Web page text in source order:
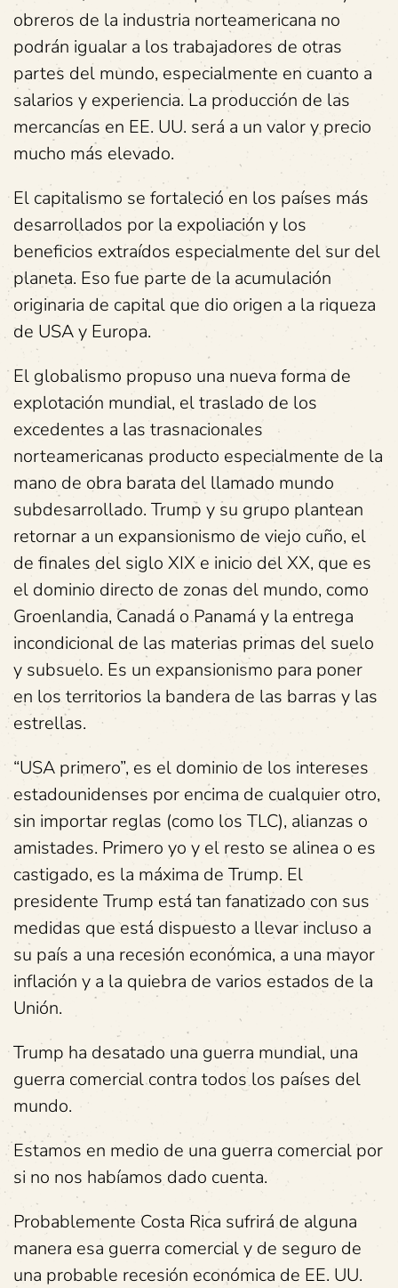
obreros de la industria norteamericana no
podrán igualar a los trabajadores de otras
partes del mundo, especialmente en cuanto a
salarios y experiencia. La producción de las
mercancías en EE. UU. será a un valor y precio
mucho más elevado.
El capitalismo se fortaleció en los países más
desarrollados por la expoliación y los
beneficios extraídos especialmente del sur del
planeta. Eso fue parte de la acumulación
originaria de capital que dio origen a la riqueza
de USA y Europa.
El globalismo propuso una nueva forma de
explotación mundial, el traslado de los
excedentes a las trasnacionales
norteamericanas producto especialmente de la
mano de obra barata del llamado mundo
subdesarrollado. Trump y su grupo plantean
retornar a un expansionismo de viejo cuño, el
de finales del siglo XIX e inicio del XX, que es
el dominio directo de zonas del mundo, como
Groenlandia, Canadá o Panamá y la entrega
incondicional de las materias primas del suelo
y subsuelo. Es un expansionismo para poner
en los territorios la bandera de las barras y las
estrellas.
“USA primero”, es el dominio de los intereses
estadounidenses por encima de cualquier otro,
sin importar reglas (como los TLC), alianzas o
amistades. Primero yo y el resto se alinea o es
castigado, es la máxima de Trump. El
presidente Trump está tan fanatizado con sus
medidas que está dispuesto a llevar incluso a
su país a una recesión económica, a una mayor
inflación y a la quiebra de varios estados de la
Unión.
Trump ha desatado una guerra mundial, una
guerra comercial contra todos los países del
mundo.
Estamos en medio de una guerra comercial por
si no nos habíamos dado cuenta.
Probablemente Costa Rica sufrirá de alguna
manera esa guerra comercial y de seguro de
una probable recesión económica de EE. UU.